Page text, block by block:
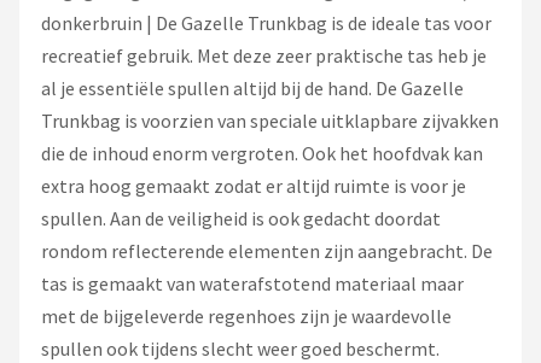
Alle merken →
donkerbruin | De Gazelle Trunkbag is de ideale tas voor
recreatief gebruik. Met deze zeer praktische tas heb je
al je essentiële spullen altijd bij de hand. De Gazelle
Trunkbag is voorzien van speciale uitklapbare zijvakken
die de inhoud enorm vergroten. Ook het hoofdvak kan
extra hoog gemaakt zodat er altijd ruimte is voor je
spullen. Aan de veiligheid is ook gedacht doordat
rondom reflecterende elementen zijn aangebracht. De
tas is gemaakt van waterafstotend materiaal maar
met de bijgeleverde regenhoes zijn je waardevolle
spullen ook tijdens slecht weer goed beschermt.